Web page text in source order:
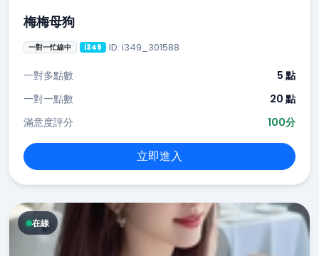
梅梅母狗
一對一忙線中 i349 ID: i349_301588
一對多點數
5 點
一對一點數
20 點
滿意度評分
100分
立即進入
在線